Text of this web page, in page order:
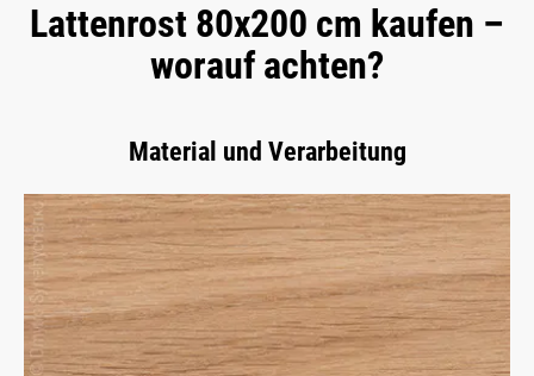
Lattenrost 80x200 cm kaufen –
worauf achten?
Material und Verarbeitung